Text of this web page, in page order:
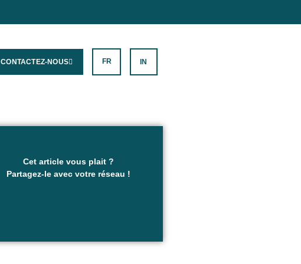
CONTACTEZ-NOUS FR IN
Cet article vous plait ?
Partagez-le avec votre réseau !